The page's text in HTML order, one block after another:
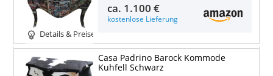
Details & Preise
ca. 1.100 €
kostenlose Lieferung
Casa Padrino Barock Kommode
Kuhfell Schwarz